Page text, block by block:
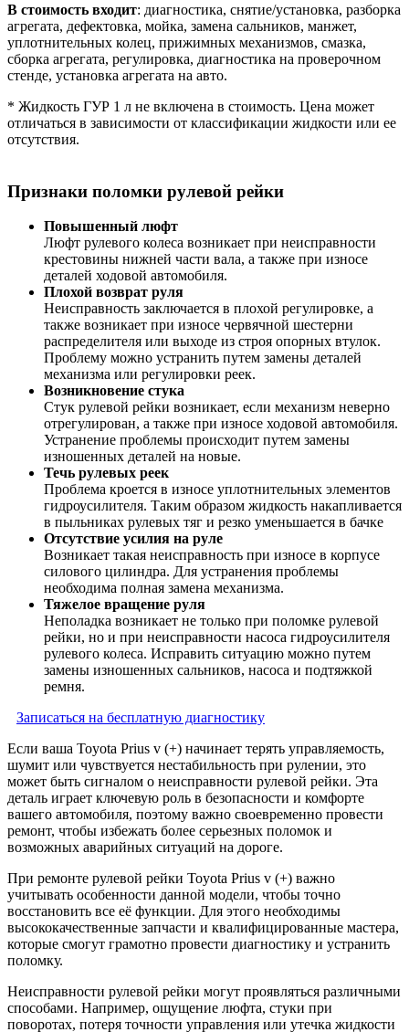
В стоимость входит: диагностика, снятие/установка, разборка
агрегата, дефектовка, мойка, замена сальников, манжет,
уплотнительных колец, прижимных механизмов, смазка,
сборка агрегата, регулировка, диагностика на проверочном
стенде, установка агрегата на авто.
* Жидкость ГУР 1 л не включена в стоимость. Цена может
отличаться в зависимости от классификации жидкости или ее
отсутствия.
Признаки поломки рулевой рейки
Повышенный люфт
Люфт рулевого колеса возникает при неисправности
крестовины нижней части вала, а также при износе
деталей ходовой автомобиля.
Плохой возврат руля
Неисправность заключается в плохой регулировке, а
также возникает при износе червячной шестерни
распределителя или выходе из строя опорных втулок.
Проблему можно устранить путем замены деталей
механизма или регулировки реек.
Возникновение стука
Стук рулевой рейки возникает, если механизм неверно
отрегулирован, а также при износе ходовой автомобиля.
Устранение проблемы происходит путем замены
изношенных деталей на новые.
Течь рулевых реек
Проблема кроется в износе уплотнительных элементов
гидроусилителя. Таким образом жидкость накапливается
в пыльниках рулевых тяг и резко уменьшается в бачке
Отсутствие усилия на руле
Возникает такая неисправность при износе в корпусе
силового цилиндра. Для устранения проблемы
необходима полная замена механизма.
Тяжелое вращение руля
Неполадка возникает не только при поломке рулевой
рейки, но и при неисправности насоса гидроусилителя
рулевого колеса. Исправить ситуацию можно путем
замены изношенных сальников, насоса и подтяжкой
ремня.
Записаться на бесплатную диагностику
Если ваша Toyota Prius v (+) начинает терять управляемость,
шумит или чувствуется нестабильность при рулении, это
может быть сигналом о неисправности рулевой рейки. Эта
деталь играет ключевую роль в безопасности и комфорте
вашего автомобиля, поэтому важно своевременно провести
ремонт, чтобы избежать более серьезных поломок и
возможных аварийных ситуаций на дороге.
При ремонте рулевой рейки Toyota Prius v (+) важно
учитывать особенности данной модели, чтобы точно
восстановить все её функции. Для этого необходимы
высококачественные запчасти и квалифицированные мастера,
которые смогут грамотно провести диагностику и устранить
поломку.
Неисправности рулевой рейки могут проявляться различными
способами. Например, ощущение люфта, стуки при
поворотах, потеря точности управления или утечка жидкости